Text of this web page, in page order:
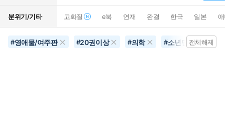
분위기/기타 고화질 e북 연재 완결 한국 일본
#영애물/여주판 #20권이상 #의학 #소년만화전체해제